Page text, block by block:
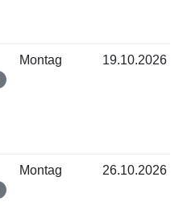
Montag 19.10.2026
Montag 26.10.2026